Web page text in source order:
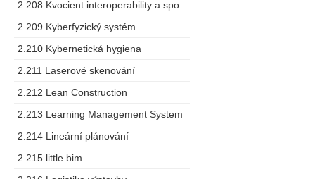
2.209 Kyberfyzický systém
2.210 Kybernetická hygiena
2.211 Laserové skenování
2.212 Lean Construction
2.213 Learning Management System
2.214 Lineární plánování
2.215 little bim